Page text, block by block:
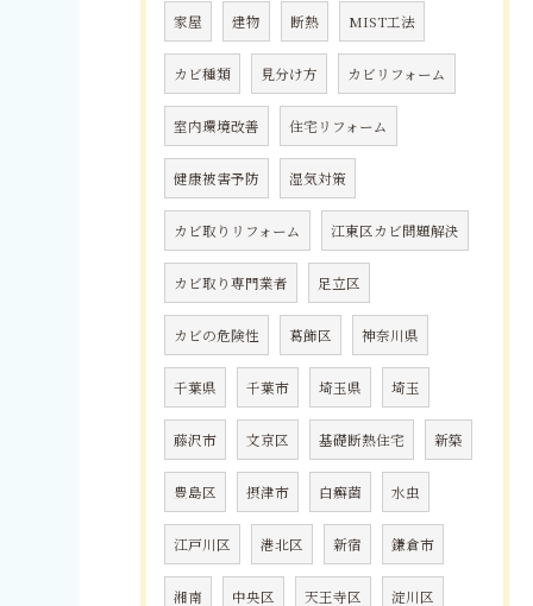
家屋 建物 断熱 MIST工法
カビ種類 見分け方 カビリフォーム
室内環境改善 住宅リフォーム
健康被害予防 湿気対策
カビ取りリフォーム 江東区カビ問題解決
カビ取り専門業者 足立区
カビの危険性 葛飾区 神奈川県
千葉県 千葉市 埼玉県 埼玉
藤沢市 文京区 基礎断熱住宅 新築
豊島区 摂津市 白癬菌 水虫
江戸川区 港北区 新宿 鎌倉市
湘南 中央区 天王寺区 淀川区